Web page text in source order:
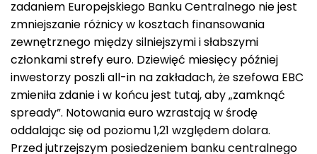
zadaniem Europejskiego Banku Centralnego nie jest
zmniejszanie różnicy w kosztach finansowania
zewnętrznego między silniejszymi i słabszymi
członkami strefy euro. Dziewięć miesięcy później
inwestorzy poszli all-in na zakładach, że szefowa EBC
zmieniła zdanie i w końcu jest tutaj, aby „zamknąć
spready”. Notowania euro wzrastają w środę
oddalając się od poziomu 1,21 względem dolara.
Przed jutrzejszym posiedzeniem banku centralnego